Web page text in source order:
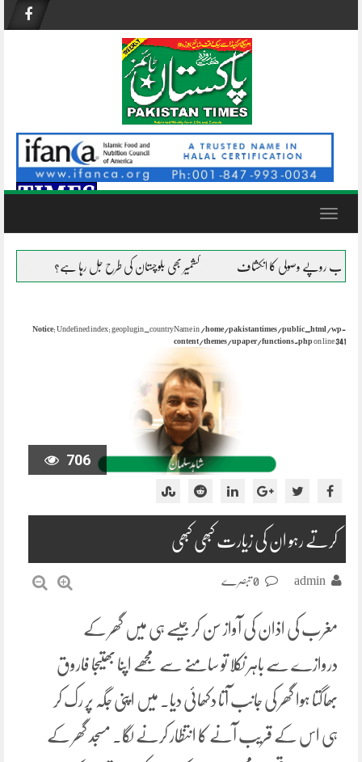
content
Toggle
کشمیر بھی بلوچستان کی طرح جل رہا ہے؟ افغانستان میں
Notice: Undefined index: geoplugin_countryName in /home/pakistantimes/public_html/wp-
content/themes/upaper/functions.php on line341
706
کرتے رہو ان کی زیارت کبھی کبھی
admin
مغرب کی اذان کی آواز سن کر جیسے ہی میں گھر کے
دروازے سے باہر نکلا تو سامنے سے مجھے اپنا بھتیجا فاروق
بھاگتا ہوا گھر کی جانب آتا دکھائی دیا۔ میں اپنی جگہ پر رک کر
ہی اس کے قریب آنے کا انتظار کرنے لگا۔ مسجد گھر کے